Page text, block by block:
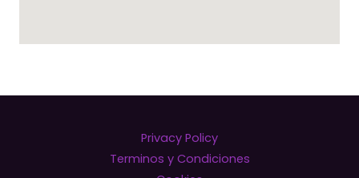
Privacy Policy
Terminos y Condiciones